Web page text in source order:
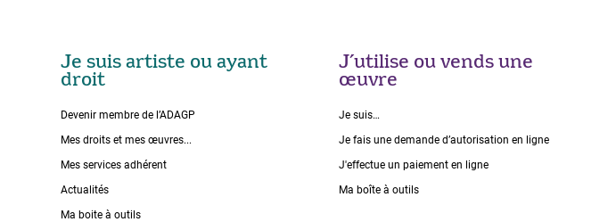
Je suis artiste ou ayant
droit
Devenir membre de l’ADAGP
Mes droits et mes œuvres...
Mes services adhérent
Actualités
Ma boite à outils
J’utilise ou vends une
œuvre
Je suis…
Je fais une demande dʼautorisation en ligne
J'effectue un paiement en ligne
Ma boîte à outils